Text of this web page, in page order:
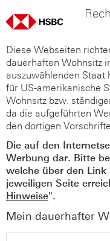
Diese Webseiten
dauerhaften Wohnsitz
auszuwählenden Staat
für US-amerikanische
Wohnsitz bzw.
da die aufgeführten
den dortigen
Die auf den
Werbung dar. Bitte
welche über den Link
jeweiligen Seite
Hinweise".
Mein dauerhafter